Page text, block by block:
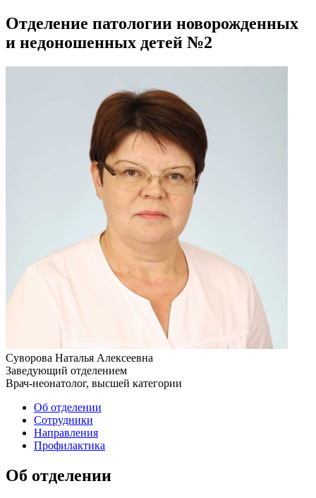
Отделение патологии новорожденных
и недоношенных детей №2
Суворова Наталья Алексеевна
Заведующий отделением
Врач-неонатолог, высшей категории
Об отделении
Сотрудники
Направления
Профилактика
Об отделении